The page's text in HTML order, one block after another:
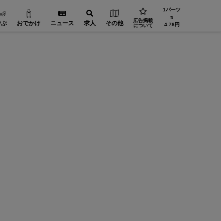
おでかけ ニュース 求人 その他
広告掲載
について
1バーツ
⇅
4.78円